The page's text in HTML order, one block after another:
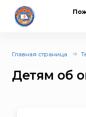
Главная страница
Детям об